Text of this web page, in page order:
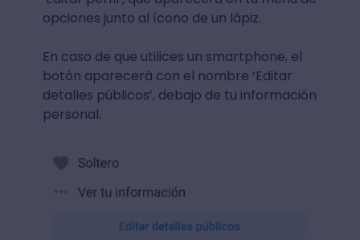
opciones junto al ícono de un lápiz.
En caso de que utilices un smartphone, el
botón aparecerá con el nombre ‘Editar
detalles públicos’, debajo de tu información
personal.